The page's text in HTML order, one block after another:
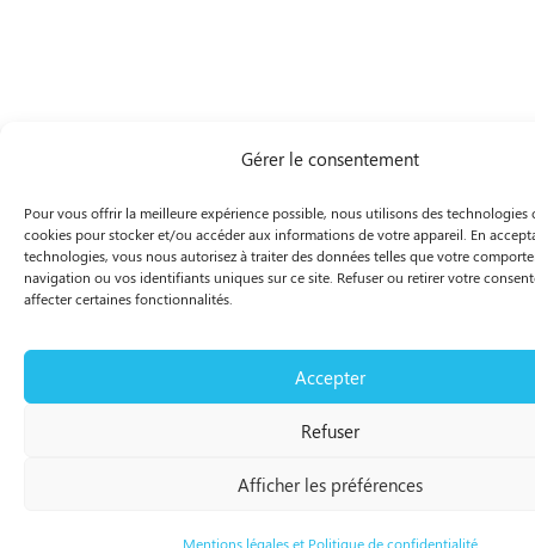
Gérer le consentement
Pour vous offrir la meilleure expérience possible, nous utilisons des technologies
cookies pour stocker et/ou accéder aux informations de votre appareil. En
technologies, vous nous autorisez à traiter des données telles que votre
navigation ou vos identifiants uniques sur ce site. Refuser ou retirer votre
affecter certaines fonctionnalités.
Accepter
Refuser
Afficher les préférences
Mentions légales et Politique de confidentialité